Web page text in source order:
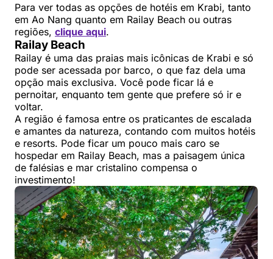
Para ver todas as opções de hotéis em Krabi, tanto
em Ao Nang quanto em Railay Beach ou outras
regiões, clique aqui.
Railay Beach
Railay é uma das praias mais icônicas de Krabi e só
pode ser acessada por barco, o que faz dela uma
opção mais exclusiva. Você pode ficar lá e
pernoitar, enquanto tem gente que prefere só ir e
voltar.
A região é famosa entre os praticantes de escalada
e amantes da natureza, contando com muitos hotéis
e resorts. Pode ficar um pouco mais caro se
hospedar em Railay Beach, mas a paisagem única
de falésias e mar cristalino compensa o
investimento!